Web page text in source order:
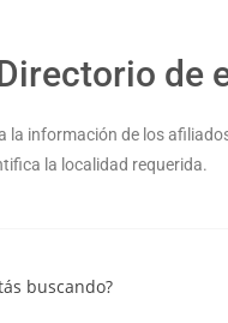
de
la información de los
la localidad requerida.
buscando?